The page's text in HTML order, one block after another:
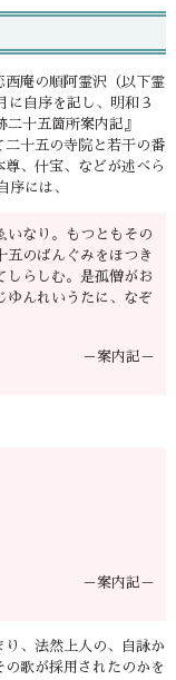
庵の順阿霊沢（以下霊
に自序を記し、明和３
十五箇所案内記』
二十五の寺院と若干の番
、什宝、などが述べら
序には、
いなり。もつともその
五のばんぐみをほつき
しらしむ。是孤僧がお
ゆんれいうたに、なぞ
－案内記－
－案内記－
、法然上人の、自詠か
歌が採用されたのかを